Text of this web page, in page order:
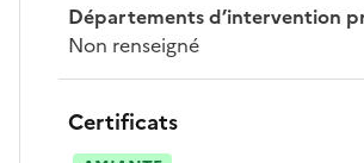
Départements d’intervention
Non renseigné
Certificats